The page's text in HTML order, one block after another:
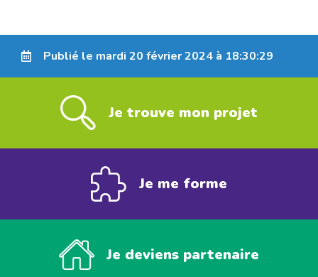
Publié le mardi 20 février 2024 à 18:30:29
Je trouve mon projet
Je me forme
Je deviens partenaire